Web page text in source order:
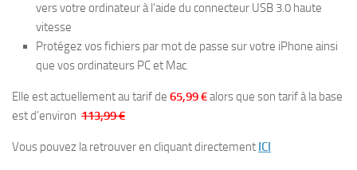
vers votre ordinateur à l’aide du connecteur USB 3.0 haute
vitesse
Protégez vos fichiers par mot de passe sur votre iPhone ainsi
que vos ordinateurs PC et Mac
Elle est actuellement au tarif de 65,99 €alors que son tarif à la base
est d’environ 113,99 €
Vous pouvez la retrouver en cliquant directement ICI